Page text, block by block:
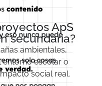
ApS
secundaria?
ambientales,
escolar o
social real.